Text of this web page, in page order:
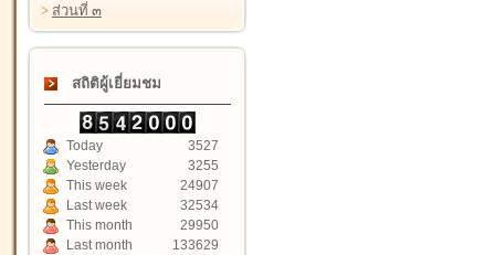
> ส่วนที่ ๓
สถิติผู้เยี่ยมชม
Today
3527
Yesterday
3255
This week
24907
Last week
32534
This month
29950
Last month
133629